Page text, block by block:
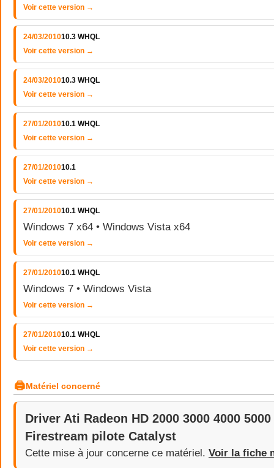
Voir cette version →
24/03/201010.3 WHQL
Voir cette version →
24/03/201010.3 WHQL
Voir cette version →
27/01/201010.1 WHQL
Voir cette version →
27/01/201010.1
Voir cette version →
27/01/201010.1 WHQL
Windows 7 x64 • Windows Vista x64
Voir cette version →
27/01/201010.1 WHQL
Windows 7 • Windows Vista
Voir cette version →
27/01/201010.1 WHQL
Voir cette version →
🖨Matériel concerné
Driver Ati Radeon HD 2000 3000 4000 5000
Firestream pilote Catalyst
Cette mise à jour concerne ce matériel. Voir la fiche